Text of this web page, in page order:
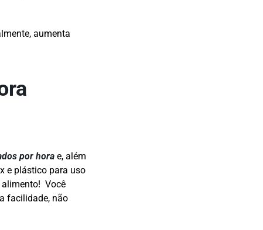
aumenta
por hora e, além
e plástico para uso
alimento! Você
facilidade, não